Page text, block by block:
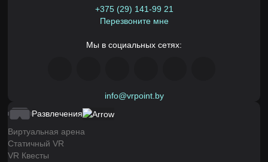
+375 (29) 141-99 21
Перезвоните мне
Мы в социальных сетях:
info@vrpoint.by
Развлечения
Виртуальная арена
Статичный VR
VR Квесты